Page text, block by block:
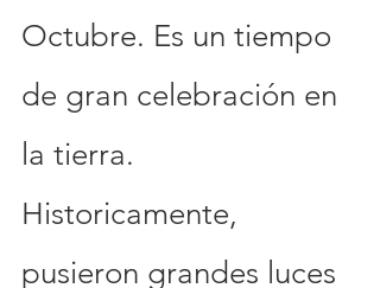
Octubre. Es un tiempo
de gran celebración en
la tierra.
Historicamente,
pusieron grandes luces